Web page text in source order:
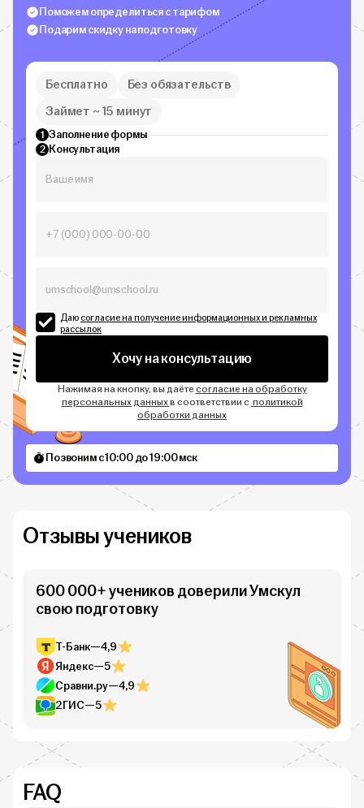
Поможем определиться с тарифом
Подарим скидку на подготовку
Бесплатно
Без обязательств
Займет ~ 15 минут
1 Заполнение формы
2 Консультация
Даюсогласие на получение информационных и рекламных
рассылок
Хочу на консультацию
Нажимая на кнопку, вы даётесогласие на обработку
персональных данныхв соответствии с политикой
обработки данных
Позвоним с 10:00 до 19:00 мск
Отзывы учеников
600 000+ учеников доверили Умскул
свою подготовку
Т-Банк—4,9
Яндекс—5
Сравни.ру—4,9
2ГИС—5
FAQ